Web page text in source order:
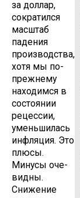
за доллар,
сокра­тился
масштаб
падения
производства,
хотя мы по-
прежнему
находимся в
состоянии
рецессии,
уменьшилась
инфляция. Это
плюсы.
Минусы оче­
видны.
Снижение